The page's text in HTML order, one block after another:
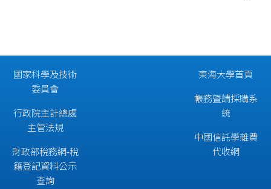
國家科學及技術
委員會
行政院主計總處
主管法規
財政部稅務網-稅
籍登記資料公示
查詢
東海大學首頁
帳務暨請採購系
統
中國信託學雜費
代收網